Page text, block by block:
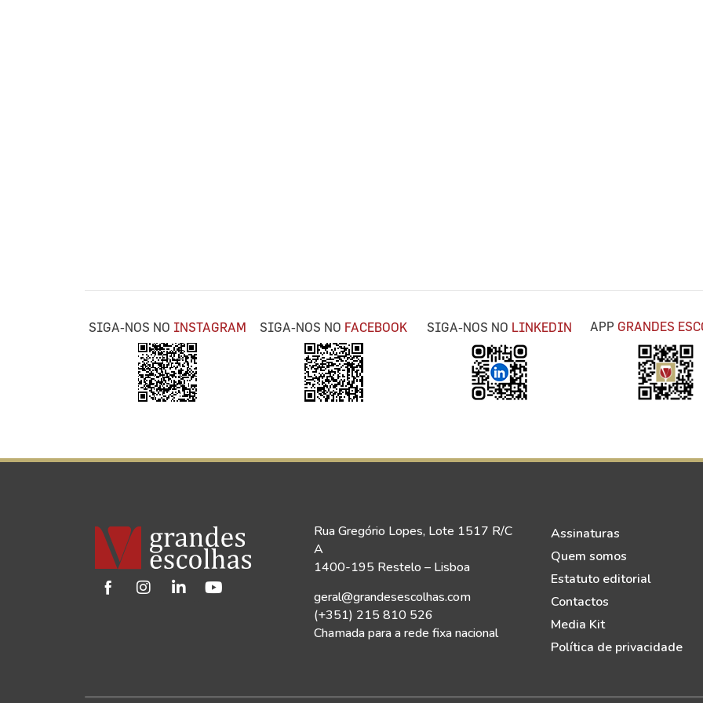
SIGA-NOS NO INSTAGRAM SIGA-NOS NO FACEBOOK SIGA-NOS NO LINKEDIN APP GRANDES
Rua Gregório Lopes, Lote 1517 R/C
A
1400-195 Restelo – Lisboa
geral@grandesescolhas.com
(+351) 215 810 526
Chamada para a rede fixa nacional
Assinaturas
Quem somos
Estatuto editorial
Contactos
Media Kit
Política de privacidade